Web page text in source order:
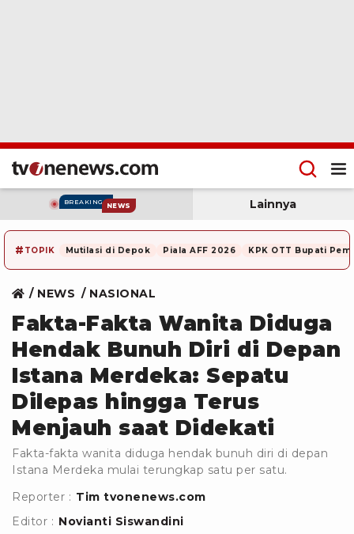
BREAKING NEWS Lainnya
# TOPIK Mutilasi di Depok Piala AFF 2026 KPK OTT Bupati
NEWS NASIONAL
Fakta-Fakta Wanita Diduga
Hendak Bunuh Diri di Depan
Istana Merdeka: Sepatu
Dilepas hingga Terus
Menjauh saat Didekati
Fakta-fakta wanita diduga hendak bunuh diri di depan
Istana Merdeka mulai terungkap satu per satu.
Reporter : Tim tvonenews.com
Editor : Novianti Siswandini